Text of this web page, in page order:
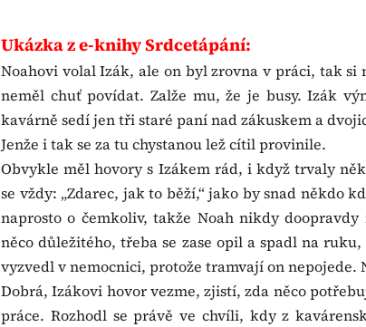
Ukázka z e-knihy Srdcetápání:
Noahovi volal Izák, ale on byl zrovna v práci, tak
neměl chuť povídat. Zalže mu, že je busy. Izák
kavárně sedí jen tři staré paní nad zákuskem a
Jenže i tak se za tu chystanou lež cítil provinile.
Obvykle měl hovory s Izákem rád, i když trvaly
se vždy: „Zdarec, jak to běží,“ jako by snad někdo
naprosto o čemkoliv, takže Noah nikdy
něco důležitého, třeba se zase opil a spadl na
vyzvedl v nemocnici, protože tramvají on
Dobrá, Izákovi hovor vezme, zjistí, zda něco
práce. Rozhodl se právě ve chvíli, kdy z